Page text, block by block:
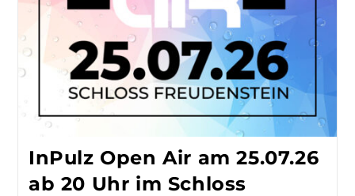
InPulz Open Air am 25.07.26
ab 20 Uhr im Schloss